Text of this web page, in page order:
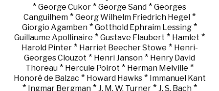
* George Cukor * George Sand * Georges
Canguilhem * Georg Wilhelm Friedrich Hegel *
Giorgio Agamben * Gotthold Ephraim Lessing *
Guillaume Apollinaire * Gustave Flaubert * Hamlet *
Harold Pinter* Harriet Beecher Stowe * Henri-
Georges Clouzot * Henri Janson * Henry David
Thoreau * Hercule Poirot * Herman Melville *
Honoré de Balzac * Howard Hawks* Immanuel Kant
* Ingmar Bergman* J. M. W. Turner* J. S. Bach*